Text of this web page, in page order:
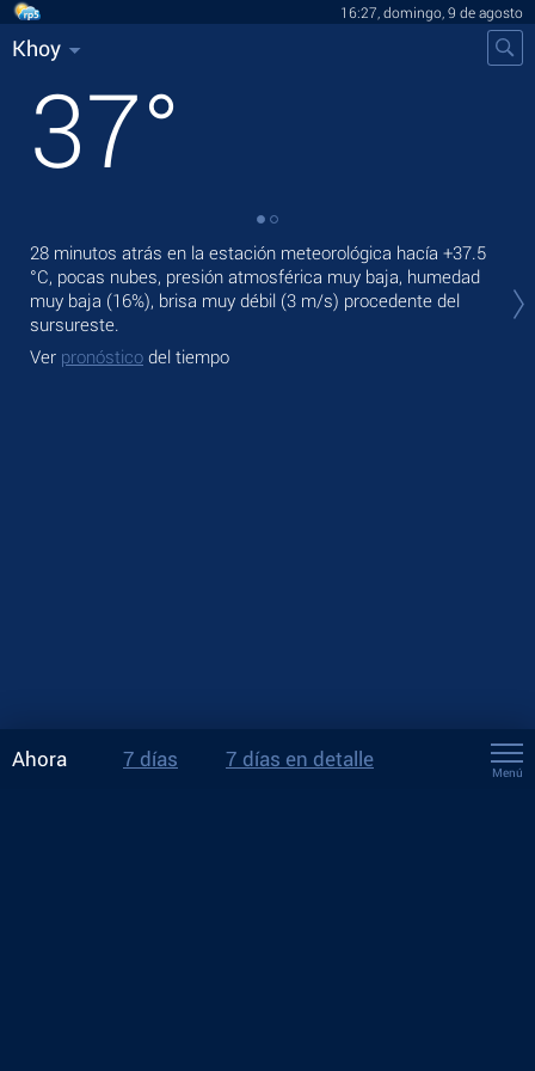
16:27, domingo, 9 de agosto
Khoy
37°
28 minutos atrás en la estación meteorológica hacía +37.5
°C, pocas nubes, presión atmosférica muy baja, humedad
muy baja (16%), brisa muy débil (3 m/s) procedente del
sursureste.
Ver pronóstico del tiempo
Ahora 7 días 7 días en detalle
Menú